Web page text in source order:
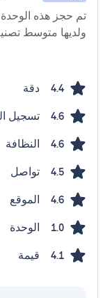
ولديها متوسط ​​تصنيف
4.4 دقة
4.6 تسجيل
4.6 النظافة
4.5 تواصل
4.6 الموقع
1.0 الوحدة
4.1 قيمة